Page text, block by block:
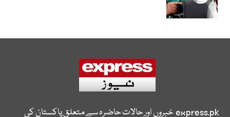
express.pkخبروں اور حالات حاضرہ سے متعلق پاکستان کی